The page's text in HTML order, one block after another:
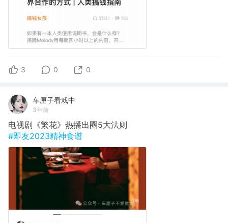
3 0 0
车厘子看戏中
3年前
电视剧《繁花》热播出圈5大法则
#即友2023精神食谱